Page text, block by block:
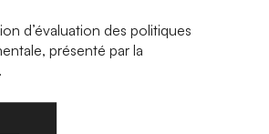
d’évaluation des politiques
présenté par la